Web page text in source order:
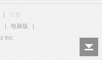
电脑版
Inc.